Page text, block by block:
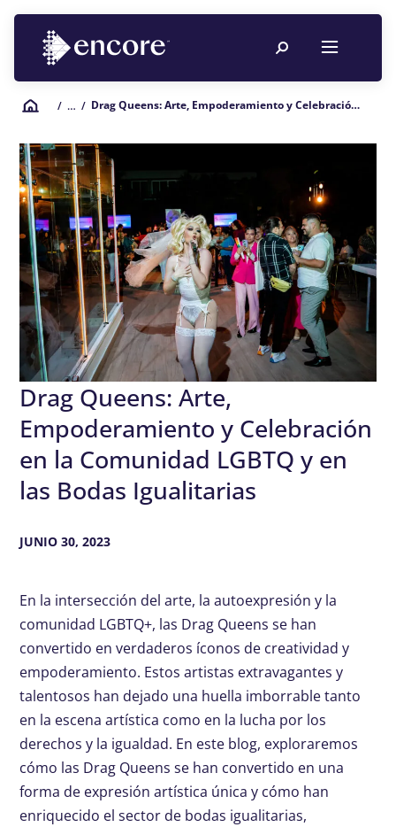
/ … / Drag Queens: Arte, Empoderamiento y Celebración en la Comunidad LGBTQ y en las Bodas Igualitarias
Drag Queens: Arte,
Empoderamiento y Celebración
en la Comunidad LGBTQ y en
las Bodas Igualitarias
JUNIO 30, 2023
En la intersección del arte, la autoexpresión y la
comunidad LGBTQ+, las Drag Queens se han
convertido en verdaderos íconos de creatividad y
empoderamiento. Estos artistas extravagantes y
talentosos han dejado una huella imborrable tanto
en la escena artística como en la lucha por los
derechos y la igualdad. En este blog, exploraremos
cómo las Drag Queens se han convertido en una
forma de expresión artística única y cómo han
enriquecido el sector de bodas igualitarias,